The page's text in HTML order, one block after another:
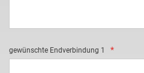
gewünschte Endverbindung 1